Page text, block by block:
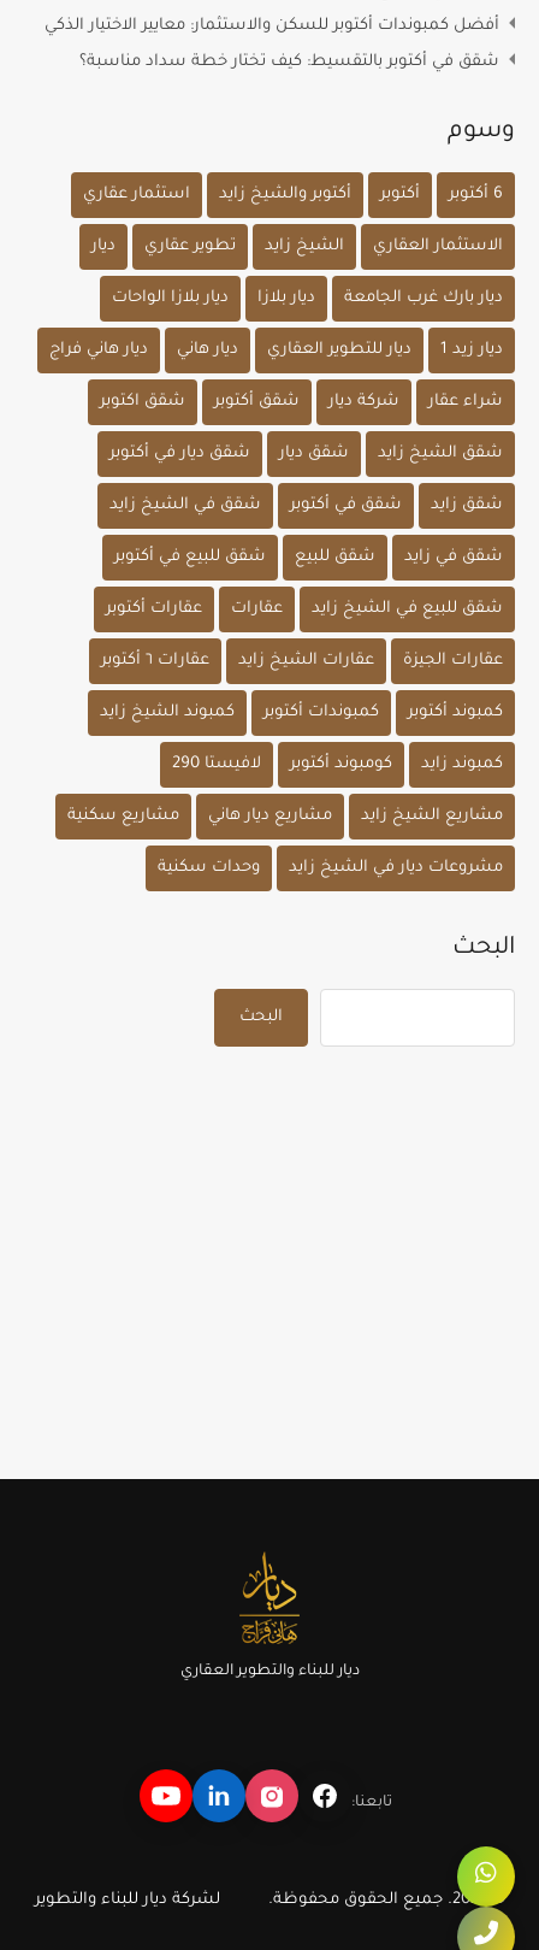
أفضل كمبوندات أكتوبر للسكن والاستثمار: معايير الاختيار الذكي
شقق في أكتوبر بالتقسيط: كيف تختار خطة سداد مناسبة؟
وسوم
6 أكتوبر أكتوبر أكتوبر والشيخ زايد استثمار عقاري
الاستثمار العقاري الشيخ زايد تطوير عقاري ديار
ديار بارك غرب الجامعة ديار بلازا ديار بلازا الواحات
ديار زيد 1 ديار للتطوير العقاري ديار هاني ديار هاني فراج
شراء عقار شركة ديار شقق أكتوبر شقق اكتوبر
شقق الشيخ زايد شقق ديار شقق ديار في أكتوبر
شقق زايد شقق في أكتوبر شقق في الشيخ زايد
شقق في زايد شقق للبيع شقق للبيع في أكتوبر
شقق للبيع في الشيخ زايد عقارات عقارات أكتوبر
عقارات الجيزة عقارات الشيخ زايد عقارات ٦ أكتوبر
كمبوند أكتوبر كمبوندات أكتوبر كمبوند الشيخ زايد
كمبوند زايد كومبوند أكتوبر لافيستا 290
مشاريع الشيخ زايد مشاريع ديار هاني مشاريع سكنية
مشروعات ديار في الشيخ زايد وحدات سكنية
البحث
البحث
ديار للبناء والتطوير العقاري
تابعنا:
© 2026. جميع الحقوق محفوظة. لشركة ديار للبناء والتطوير